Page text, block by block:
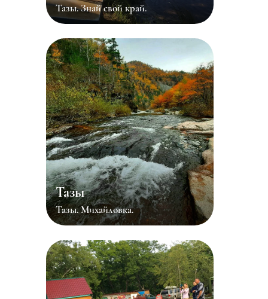
Тазы. Знай свой край.
Тазы
Тазы. Михайловка.